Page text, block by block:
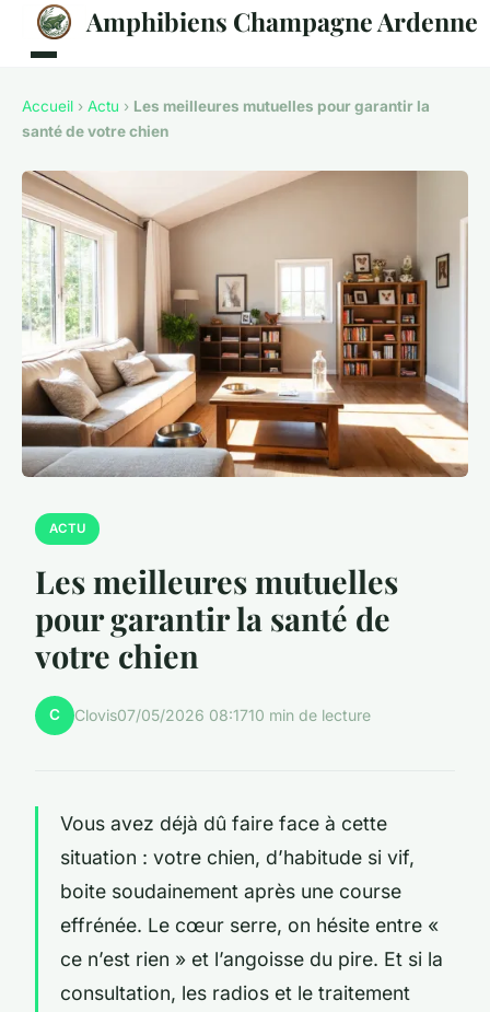
Amphibiens Champagne Ardenne
Accueil › Actu › Les meilleures mutuelles pour garantir la
santé de votre chien
ACTU
Les meilleures mutuelles
pour garantir la santé de
votre chien
C Clovis07/05/2026 08:1710 min de lecture
Vous avez déjà dû faire face à cette
situation : votre chien, d’habitude si vif,
boite soudainement après une course
effrénée. Le cœur serre, on hésite entre «
ce n’est rien » et l’angoisse du pire. Et si la
consultation, les radios et le traitement